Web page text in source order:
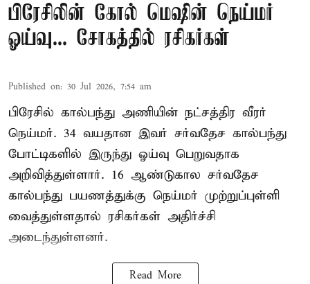
பிரேசிலின் கோல் மெஷின் நெய்மர்
ஓய்வு... சோகத்தில் ரசிகர்கள்
Published on: 30 Jul 2026, 7:54 am
பிரேசில் கால்பந்து அணியின் நட்சத்திர வீரர்
நெய்மர். 34 வயதான இவர் சர்வதேச கால்பந்து
போட்டிகளில் இருந்து ஓய்வு பெறுவதாக
அறிவித்துள்ளார். 16 ஆண்டுகால சர்வதேச
கால்பந்து பயணத்துக்கு நெய்மர் முற்றுப்புள்ளி
வைத்துள்ளதால் ரசிகர்கள் அதிர்ச்சி
அடைந்துள்ளனர்.
Read More